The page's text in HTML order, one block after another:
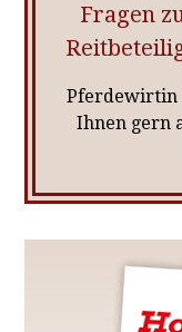
Fragen
Pferdewirtin
Ihnen gern